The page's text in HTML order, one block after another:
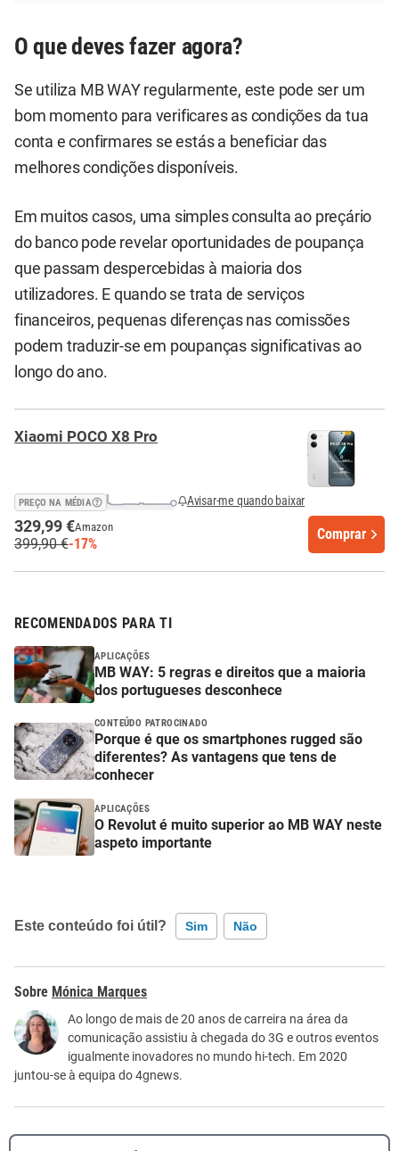
O que deves fazer agora?
Se utiliza MB WAY regularmente, este pode ser um
bom momento para verificares as condições da tua
conta e confirmares se estás a beneficiar das
melhores condições disponíveis.
Em muitos casos, uma simples consulta ao preçário
do banco pode revelar oportunidades de poupança
que passam despercebidas à maioria dos
utilizadores. E quando se trata de serviços
financeiros, pequenas diferenças nas comissões
podem traduzir-se em poupanças significativas ao
longo do ano.
Xiaomi POCO X8 Pro
PREÇO NA MÉDIA Avisar-me quando baixar
329,99 €Amazon
399,90 €-17%
Comprar
RECOMENDADOS PARA TI
APLICAÇÕES
MB WAY: 5 regras e direitos que a maioria
dos portugueses desconhece
CONTEÚDO PATROCINADO
Porque é que os smartphones rugged são
diferentes? As vantagens que tens de
conhecer
APLICAÇÕES
O Revolut é muito superior ao MB WAY neste
aspeto importante
Este conteúdo foi útil? Sim Não
Este conteúdo contém informação incorreta
Este conteúdo não tem a informação que procuro
Outro
Mónica Marques
Ao longo de mais de 20 anos de carreira na área da
comunicação assistiu à chegada do 3G e outros eventos
igualmente inovadores no mundo hi-tech. Em 2020
juntou-se à equipa do 4gnews.